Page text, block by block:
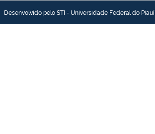
Desenvolvido pelo STI - Universidade Federal do Piauí